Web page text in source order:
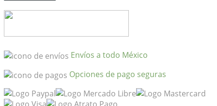
TBS
Brown
cantidad
Envíos a todo México
Opciones de pago seguras